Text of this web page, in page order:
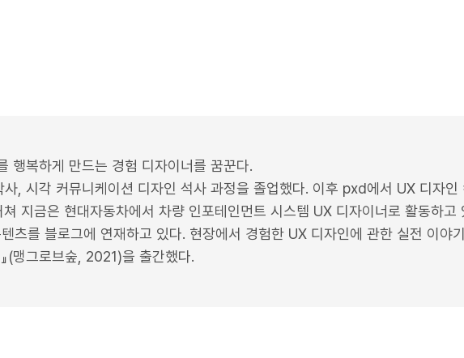
행복하게 만드는 경험 디자이너를 꿈꾼다.
, 시각 커뮤니케이션 디자인 석사 과정을 졸업했다. 이후 pxd에서 UX 디자인
지금은 현대자동차에서 차량 인포테인먼트 시스템 UX 디자이너로 활동하고
츠를 블로그에 연재하고 있다. 현장에서 경험한 UX 디자인에 관한 실전 이야기
(맹그로브숲, 2021)을 출간했다.